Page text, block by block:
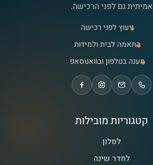
אמיתית גם לפני הרכישה.
ייעוץ לפני רכישה
התאמה לבית ולמידות
מענה בטלפון ובוואטסאפ
קטגוריות מובילות
לסלון
לחדר שינה